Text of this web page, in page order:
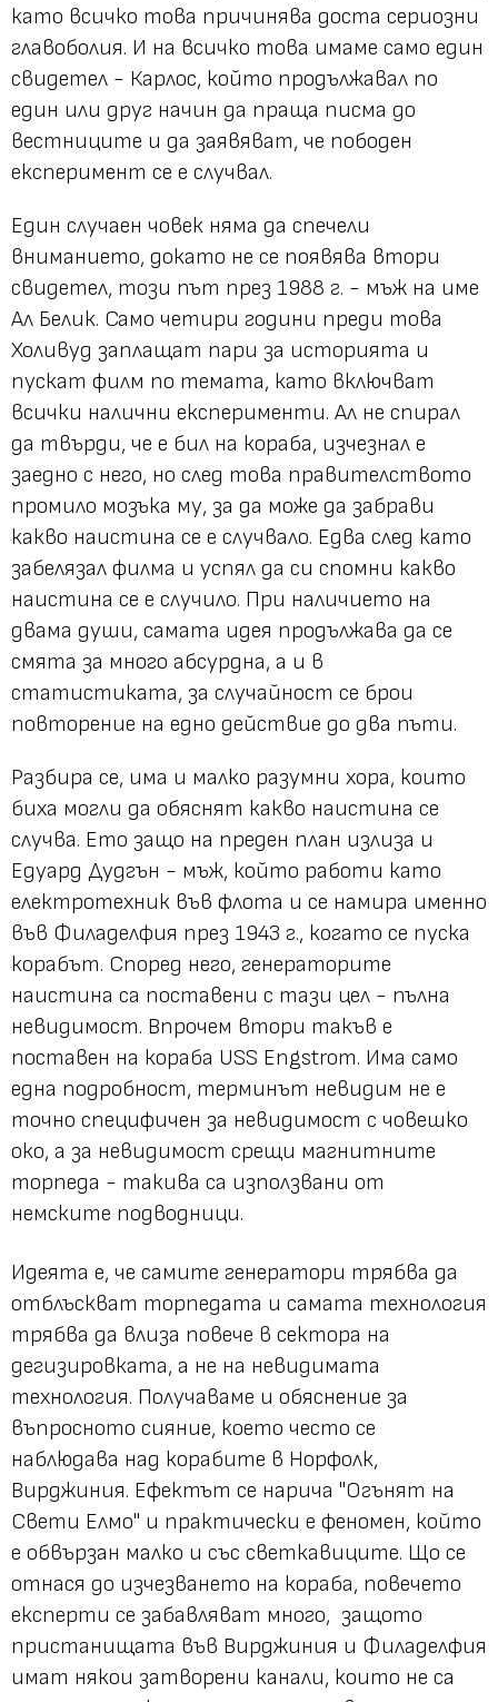
като всичко това причинява доста сериозни
главоболия. И на всичко това имаме само един
свидетел - Карлос, който продължавал по
един или друг начин да праща писма до
вестниците и да заявяват, че пободен
експеримент се е случвал.
Един случаен човек няма да спечели
вниманието, докато не се появява втори
свидетел, този път през 1988 г. - мъж на име
Ал Белик. Само четири години преди това
Холивуд заплащат пари за историята и
пускат филм по темата, като включват
всички налични експерименти. Ал не спирал
да твърди, че е бил на кораба, изчезнал е
заедно с него, но след това правителството
промило мозъка му, за да може да забрави
какво наистина се е случвало. Едва след като
забелязал филма и успял да си спомни какво
наистина се е случило. При наличието на
двама души, самата идея продължава да се
смята за много абсурдна, а и в
статистиката, за случайност се брои
повторение на едно действие до два пъти.
Разбира се, има и малко разумни хора, които
биха могли да обяснят какво наистина се
случва. Ето защо на преден план излиза и
Едуард Дудгън - мъж, който работи като
електротехник във флота и се намира именно
във Филаделфия през 1943 г., когато се пуска
корабът. Според него, генераторите
наистина са поставени с тази цел - пълна
невидимост. Впрочем втори такъв е
поставен на кораба USS Engstrom. Има само
една подробност, терминът невидим не е
точно специфичен за невидимост с човешко
око, а за невидимост срещи магнитните
торпеда - такива са използвани от
немските подводници.
Идеята е, че самите генератори трябва да
отблъскват торпедата и самата технология
трябва да влиза повече в сектора на
дегизировката, а не на невидимата
технология. Получаваме и обяснение за
въпросното сияние, което често се
наблюдава над корабите в Норфолк,
Вирджиния. Ефектът се нарича "Огънят на
Свети Елмо" и практически е феномен, който
е обвързан малко и със светкавиците. Що се
отнася до изчезването на кораба, повечето
експерти се забавляват много, защото
пристанищата във Вирджиния и Филаделфия
имат някои затворени канали, които не са